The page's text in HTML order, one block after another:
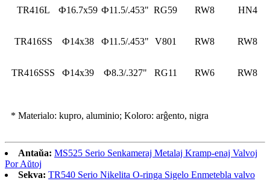
TR416L Ф16.7x59 Ф11.5/.453" RG59 RW8 HN4
TR416SS Ф14x38 Ф11.5/.453" V801 RW8 RW8
TR416SSS Ф14x39 Ф8.3/.327" RG11 RW6 RW8
* Materialo: kupro, aluminio; Koloro: arĝento, nigra
Antaŭa: MS525 Serio Senkameraj Metalaj Kramp-enaj Valvoj
Por Aŭtoj
Sekva: TR540 Serio Nikelita O-ringa Sigelo Enmetebla valvo